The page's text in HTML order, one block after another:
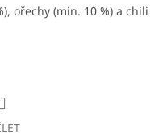
ořechy (min. 10 %) a chili